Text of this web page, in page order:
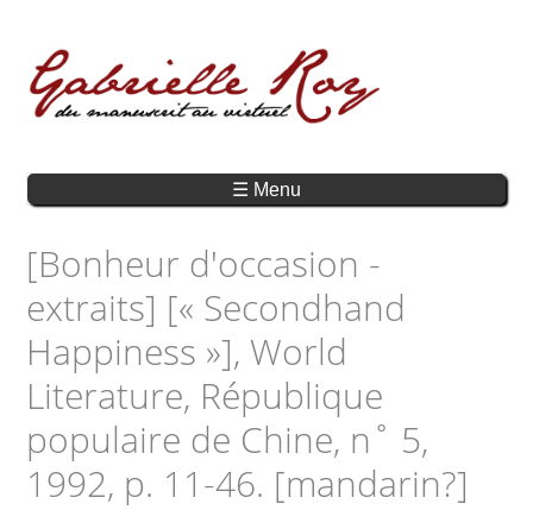
☰ Menu
[Bonheur d'occasion -
extraits] [« Secondhand
Happiness »], World
Literature, République
populaire de Chine, n˚ 5,
1992, p. 11-46. [mandarin?]